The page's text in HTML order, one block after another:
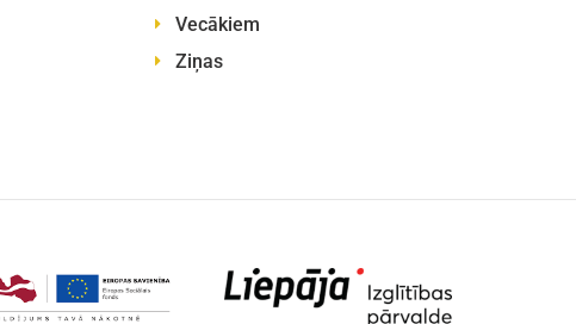
Vecākiem
Ziņas